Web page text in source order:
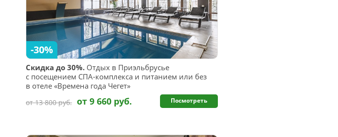
Скидка до 30%. Отдых в Приэльбрусье
с посещением СПА-комплекса и питанием или без
в отеле «Времена года Чегет»
-30%
от 13 800 руб. от 9 660 руб. Посмотреть